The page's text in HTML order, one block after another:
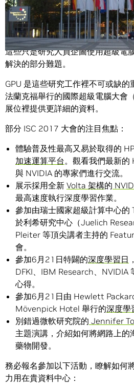
分析腦部切片來瞭解腦部的運作情
發展出更佳的治療方式，還降低對
究仙女座星系與銀河系碰撞之際，
這些只是研究人員企圖使用超級電
解決的部分難題。
GPU 是這些研究工作裡不可或缺
法蘭克福舉行的國際超級電腦大會
展位裡提供更詳細的資料。
部分 ISC 2017 大會的注目焦點：
體驗普及性最高又易於取得的
加速運算平台。觀看我們最新的
與 NVIDIA 的專家們進行交流。
展示採用全新 Volta 架構的
最高速度執行深度學習作業。
參加由瑞士國家超級計算中心
於利希研究中心（Juelich
Pleiter 等頂尖講者主持的
會。
參加6月21日特闢的深度學習日
DFKI、IBM Research、NVIDIA
心得。
參加6月21日由 Hewlett
Mövenpick Hotel 舉行的深度學
別錯過微軟研究院的 Jennifer
主題演講，介紹如何將網路上的
藥物開發。
務必報名參加以下活動，瞭解如何
力用在貴資料中心：